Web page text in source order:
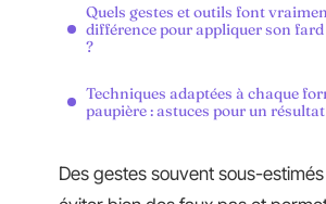
Quels gestes et outils font
différence pour appliquer son fard
?
Techniques adaptées à chaque
paupière : astuces pour un
Des gestes souvent sous-